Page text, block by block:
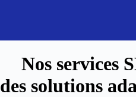
Nos services
des solutions